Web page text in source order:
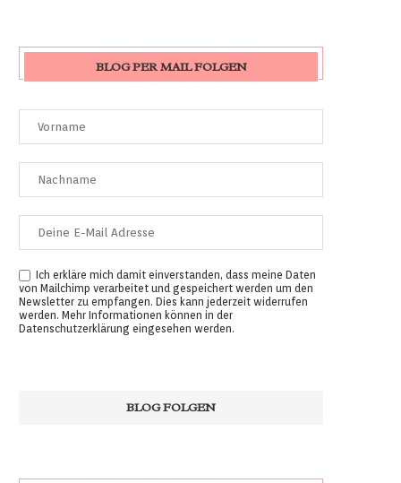
BLOG PER MAIL FOLGEN
Ich erkläre mich damit einverstanden, dass meine Daten
von Mailchimp verarbeitet und gespeichert werden um den
Newsletter zu empfangen. Dies kann jederzeit widerrufen
werden. Mehr Informationen können in der
Datenschutzerklärung eingesehen werden.